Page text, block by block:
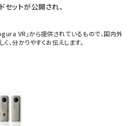
旅する晴山佳須夫のヒント集！ (2025)
ットが公開され、
VR」から提供されているもので、国内外
、分かりやすくお伝えします。